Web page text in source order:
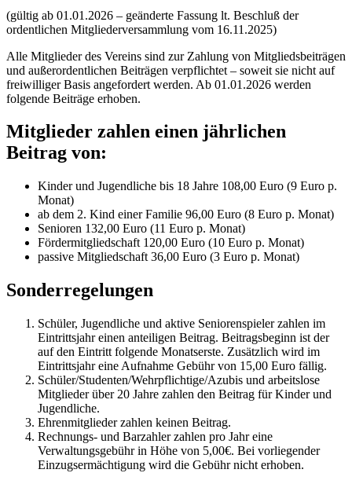
(gültig ab 01.01.2026 – geänderte Fassung lt. Beschluß der
ordentlichen Mitgliederversammlung vom 16.11.2025)
Alle Mitglieder des Vereins sind zur Zahlung von Mitgliedsbeiträgen
und außerordentlichen Beiträgen verpflichtet – soweit sie nicht auf
freiwilliger Basis angefordert werden. Ab 01.01.2026 werden
folgende Beiträge erhoben.
Mitglieder zahlen einen jährlichen
Beitrag von:
Kinder und Jugendliche bis 18 Jahre 108,00 Euro (9 Euro p.
Monat)
ab dem 2. Kind einer Familie 96,00 Euro (8 Euro p. Monat)
Senioren 132,00 Euro (11 Euro p. Monat)
Fördermitgliedschaft 120,00 Euro (10 Euro p. Monat)
passive Mitgliedschaft 36,00 Euro (3 Euro p. Monat)
Sonderregelungen
Schüler, Jugendliche und aktive Seniorenspieler zahlen im
Eintrittsjahr einen anteiligen Beitrag. Beitragsbeginn ist der
auf den Eintritt folgende Monatserste. Zusätzlich wird im
Eintrittsjahr eine Aufnahme Gebühr von 15,00 Euro fällig.
Schüler/Studenten/Wehrpflichtige/Azubis und arbeitslose
Mitglieder über 20 Jahre zahlen den Beitrag für Kinder und
Jugendliche.
Ehrenmitglieder zahlen keinen Beitrag.
Rechnungs- und Barzahler zahlen pro Jahr eine
Verwaltungsgebühr in Höhe von 5,00€. Bei vorliegender
Einzugsermächtigung wird die Gebühr nicht erhoben.